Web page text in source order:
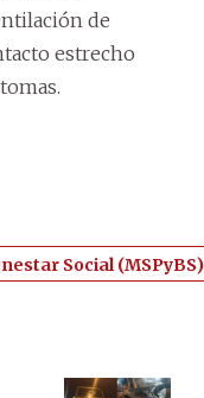
de
estrecho
Social (MSPyBS)